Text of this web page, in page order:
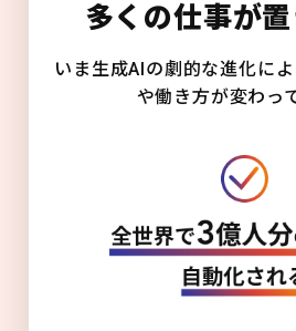
多くの仕事が
いま生成AIの劇的な進化に
や働き方が変わっ